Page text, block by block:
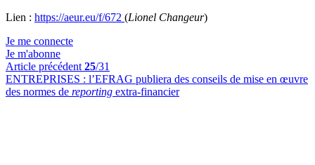
Lien : https://aeur.eu/f/672 (Lionel Changeur)
Je me connecte
Je m'abonne
Article précédent 25/31
ENTREPRISES : l’EFRAG publiera des conseils de mise en œuvre
des normes de reporting extra-financier